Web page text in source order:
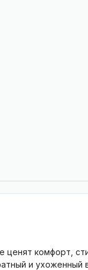
комфорт,
и